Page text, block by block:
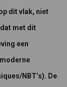
dit vlak, niet
met dit
een
NBT’s). De